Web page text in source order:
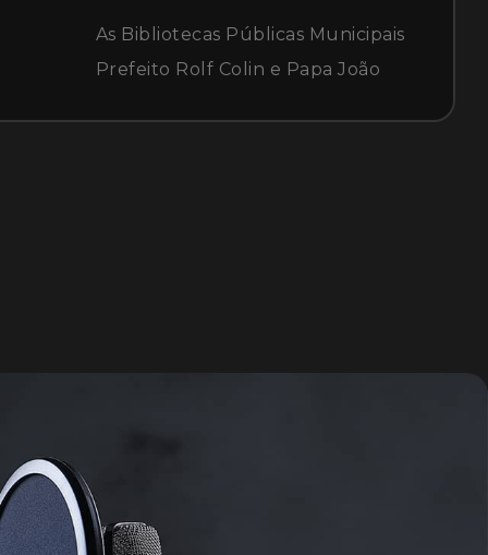
As Bibliotecas Públicas Municipais
Prefeito Rolf Colin e Papa João